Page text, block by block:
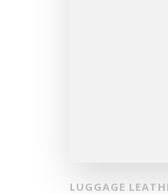
LUGGAGE